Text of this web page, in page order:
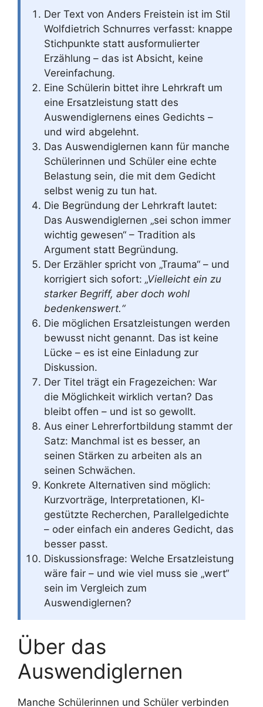
Der Text von Anders Freistein ist im Stil
Wolfdietrich Schnurres verfasst: knappe
Stichpunkte statt ausformulierter
Erzählung – das ist Absicht, keine
Vereinfachung.
Eine Schülerin bittet ihre Lehrkraft um
eine Ersatzleistung statt des
Auswendiglernens eines Gedichts –
und wird abgelehnt.
Das Auswendiglernen kann für manche
Schülerinnen und Schüler eine echte
Belastung sein, die mit dem Gedicht
selbst wenig zu tun hat.
Die Begründung der Lehrkraft lautet:
Das Auswendiglernen „sei schon immer
wichtig gewesen“ – Tradition als
Argument statt Begründung.
Der Erzähler spricht von „Trauma“ – und
korrigiert sich sofort: „Vielleicht ein zu
starker Begriff, aber doch wohl
bedenkenswert.“
Die möglichen Ersatzleistungen werden
bewusst nicht genannt. Das ist keine
Lücke – es ist eine Einladung zur
Diskussion.
Der Titel trägt ein Fragezeichen: War
die Möglichkeit wirklich vertan? Das
bleibt offen – und ist so gewollt.
Aus einer Lehrerfortbildung stammt der
Satz: Manchmal ist es besser, an
seinen Stärken zu arbeiten als an
seinen Schwächen.
Konkrete Alternativen sind möglich:
Kurzvorträge, Interpretationen, KI-
gestützte Recherchen, Parallelgedichte
– oder einfach ein anderes Gedicht, das
besser passt.
Diskussionsfrage: Welche Ersatzleistung
wäre fair – und wie viel muss sie „wert“
sein im Vergleich zum
Auswendiglernen?
Über das
Auswendiglernen
Manche Schülerinnen und Schüler verbinden